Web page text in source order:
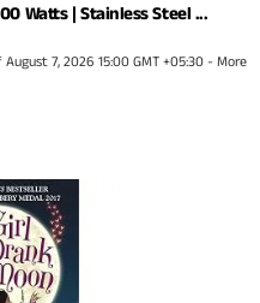
Watts | Stainless Steel ...
August 7, 2026 15:00 GMT +05:30 -More